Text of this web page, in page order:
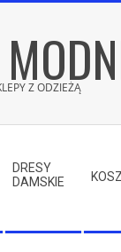
Z ODZIEŻĄ
DRESY
DAMSKIE